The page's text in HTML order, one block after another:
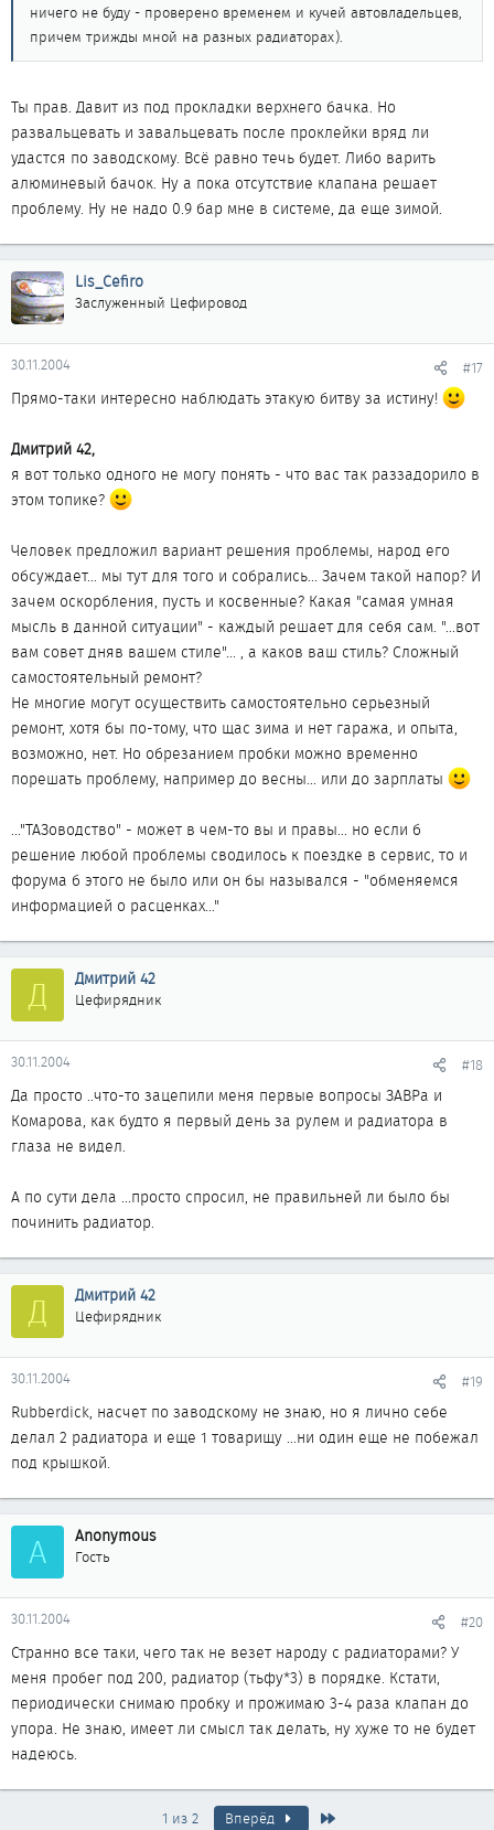
ничего не буду - проверено временем и кучей автовладельцев,
причем трижды мной на разных радиаторах).
Ты прав. Давит из под прокладки верхнего бачка. Но
развальцевать и завальцевать после проклейки вряд ли
удастся по заводскому. Всё равно течь будет. Либо варить
алюминевый бачок. Ну а пока отсутствие клапана решает
проблему. Ну не надо 0.9 бар мне в системе, да еще зимой.
Lis_Cefiro
Заслуженный Цефировод
30.11.2004 #17
Прямо-таки интересно наблюдать этакую битву за истину!
Дмитрий 42,
я вот только одного не могу понять - что вас так раззадорило в
этом топике?
Человек предложил вариант решения проблемы, народ его
обсуждает... мы тут для того и собрались... Зачем такой напор? И
зачем оскорбления, пусть и косвенные? Какая "самая умная
мысль в данной ситуации" - каждый решает для себя сам. "...вот
вам совет дняв вашем стиле"... , а каков ваш стиль? Сложный
самостоятельный ремонт?
Не многие могут осуществить самостоятельно серьезный
ремонт, хотя бы по-тому, что щас зима и нет гаража, и опыта,
возможно, нет. Но обрезанием пробки можно временно
порешать проблему, например до весны... или до зарплаты
..."ТАЗоводство" - может в чем-то вы и правы... но если б
решение любой проблемы сводилось к поездке в сервис, то и
форума б этого не было или он бы назывался - "обменяемся
информацией о расценках..."
Д Дмитрий 42
Цефирядник
30.11.2004 #18
Да просто ..что-то зацепили меня первые вопросы ЗАВРа и
Комарова, как будто я первый день за рулем и радиатора в
глаза не видел.
А по сути дела ...просто спросил, не правильней ли было бы
починить радиатор.
Д Дмитрий 42
Цефирядник
30.11.2004 #19
Rubberdick, насчет по заводскому не знаю, но я лично себе
делал 2 радиатора и еще 1 товарищу ...ни один еще не побежал
под крышкой.
A Anonymous
Гость
30.11.2004 #20
Странно все таки, чего так не везет народу с радиаторами? У
меня пробег под 200, радиатор (тьфу*3) в порядке. Кстати,
периодически снимаю пробку и прожимаю 3-4 раза клапан до
упора. Не знаю, имеет ли смысл так делать, ну хуже то не будет
надеюсь.
1 из 2 Вперёд